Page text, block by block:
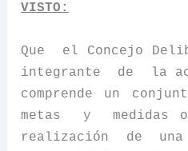
VISTO:
Que
el Concejo
integrante
de la
comprende un
metas
y
medidas
realización
de